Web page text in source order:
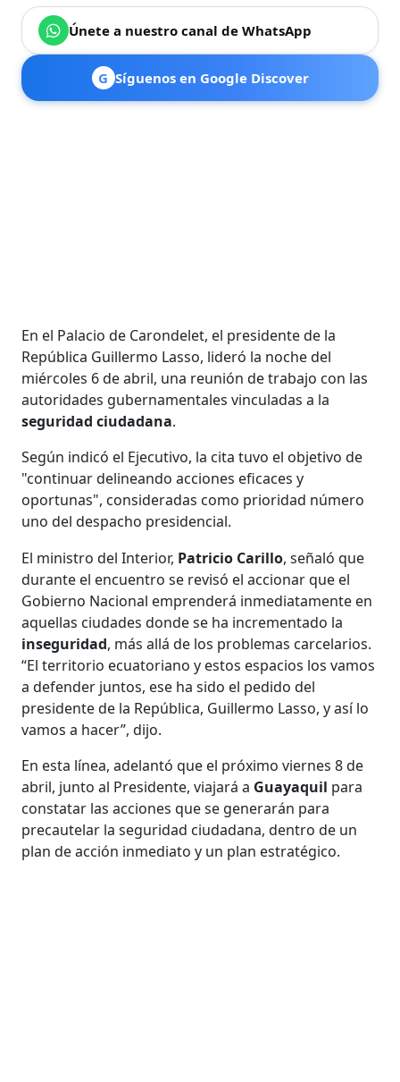
Únete a nuestro canal de WhatsApp
G Síguenos en Google Discover
En el Palacio de Carondelet, el presidente de la
República Guillermo Lasso, lideró la noche del
miércoles 6 de abril, una reunión de trabajo con las
autoridades gubernamentales vinculadas a la
seguridad ciudadana.
Según indicó el Ejecutivo, la cita tuvo el objetivo de
"continuar delineando acciones eficaces y
oportunas", consideradas como prioridad número
uno del despacho presidencial.
El ministro del Interior, Patricio Carillo, señaló que
durante el encuentro se revisó el accionar que el
Gobierno Nacional emprenderá inmediatamente en
aquellas ciudades donde se ha incrementado la
inseguridad, más allá de los problemas carcelarios.
“El territorio ecuatoriano y estos espacios los vamos
a defender juntos, ese ha sido el pedido del
presidente de la República, Guillermo Lasso, y así lo
vamos a hacer”, dijo.
En esta línea, adelantó que el próximo viernes 8 de
abril, junto al Presidente, viajará a Guayaquil para
constatar las acciones que se generarán para
precautelar la seguridad ciudadana, dentro de un
plan de acción inmediato y un plan estratégico.